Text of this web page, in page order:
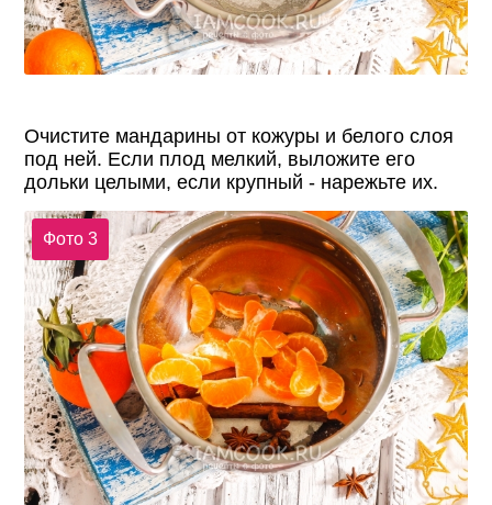
Очистите мандарины от кожуры и белого слоя
под ней. Если плод мелкий, выложите его
дольки целыми, если крупный - нарежьте их.
Фото 3